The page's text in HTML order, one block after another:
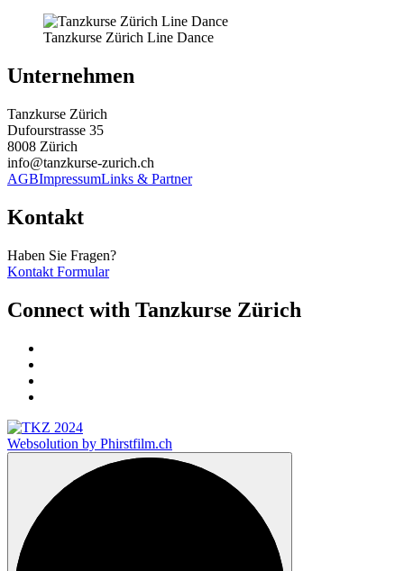
Tanzkurse Zürich Line Dance
Unternehmen
Tanzkurse Zürich
Dufourstrasse 35
8008 Zürich
info@tanzkurse-zurich.ch
AGBImpressumLinks & Partner
Kontakt
Haben Sie Fragen?
Kontakt Formular
Connect with Tanzkurse Zürich
Websolution by Phirstfilm.ch